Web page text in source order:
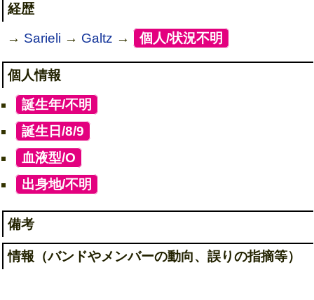
経歴
→ Sarieli → Galtz → [個人/状況不明
個人情報
誕生年/不明
誕生日/8/9
血液型/O
出身地/不明
備考
情報（バンドやメンバーの動向、誤りの指摘等）